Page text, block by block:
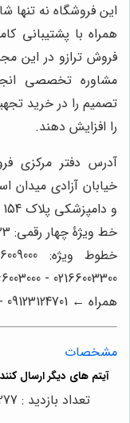
این فروشگاه نه
همراه با پشتیبانی
فروش ترازو در این
مشاوره تخصصی
تصمیم را در خرید
را افزایش دهند.
آدرس دفتر مرکزی
و دامپزشکی پلاک 154 - 156 - 158
خط ویژۀ چهار رقمی: 6123-021
02166003300 - 02166003000
همراه ← 09123124701 - 09122108002 - 09122200108
مشخصات
تعداد بازدید : 277